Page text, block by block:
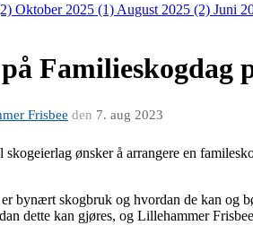
Oktober 2025 (1) August 2025 (2) Juni
Familieskogdag
Frisbee den 7. aug 2023
skogeierlag ønsker å arrangere en
er bynært skogbruk og hvordan de kan og
dette kan gjøres, og Lillehammer